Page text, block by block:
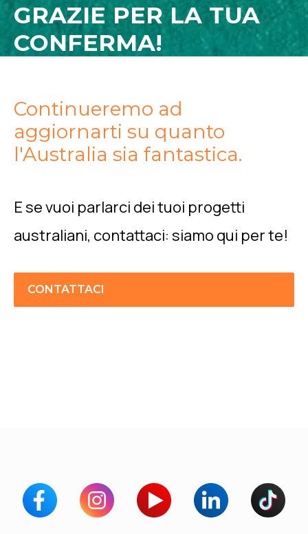
GRAZIE PER LA TUA
CONFERMA!
Continueremo ad
aggiornarti su quanto
l'Australia sia fantastica.
E se vuoi parlarci dei tuoi progetti
australiani, contattaci: siamo qui per te!
CONTATTACI